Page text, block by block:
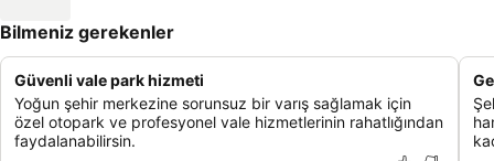
Bilmeniz gerekenler
Güvenli vale park hizmeti
Yoğun şehir merkezine sorunsuz bir varış sağlamak için
özel otopark ve profesyonel vale hizmetlerinin rahatlığından
faydalanabilirsin.